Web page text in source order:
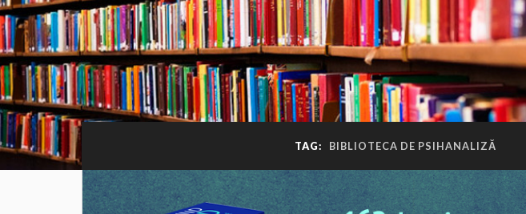
TAG: BIBLIOTECA DE PSIHANALIZĂ